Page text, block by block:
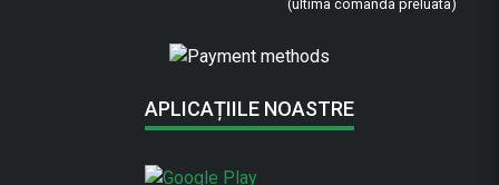
(ultima comanda preluata)
APLICAȚIILE NOASTRE